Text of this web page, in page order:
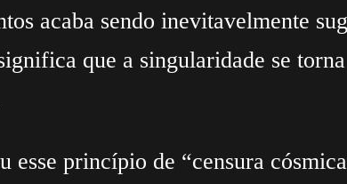
acaba sendo inevitavelmente
que a singularidade se
princípio de “censura